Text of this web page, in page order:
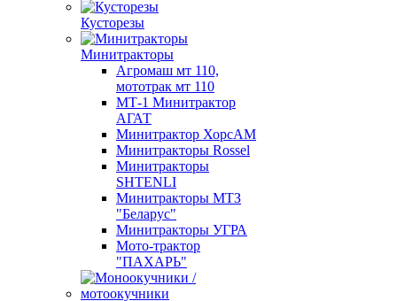
Кусторезы
Минитракторы
Агромаш мт 110,
мототрак мт 110
МТ-1 Минитрактор
АГАТ
Минитрактор ХорсАМ
Минитракторы Rossel
Минитракторы
SHTENLI
Минитракторы МТЗ
"Беларус"
Минитракторы УГРА
Мото-трактор
"ПАХАРЬ"